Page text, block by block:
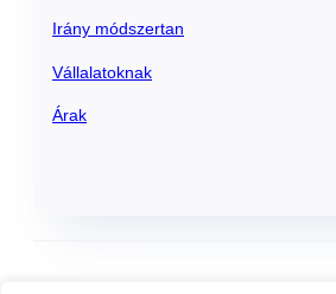
Irány módszertan
Vállalatoknak
Árak